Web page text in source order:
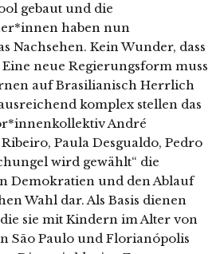
gebaut und die
haben nun
Nachsehen. Kein Wunder, dass
neue Regierungsform muss
auf Brasilianisch Herrlich
komplex stellen das
André
Paula Desgualdo, Pedro
wird gewählt“ die
Demokratien und den Ablauf
Wahl dar. Als Basis dienen
sie mit Kindern im Alter von
São Paulo und Florianópolis